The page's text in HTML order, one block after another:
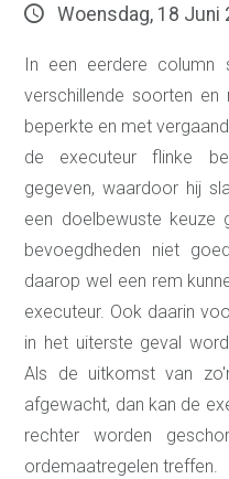
Woensdag, 18 Juni
In een eerdere column
verschillende soorten
beperkte en met
de executeur flinke
gegeven, waardoor hij
een doelbewuste keuze
bevoegdheden niet
daarop wel een rem
executeur. Ook daarin
in het uiterste geval
Als de uitkomst van
afgewacht, dan kan de
rechter worden
ordemaatregelen treffen.